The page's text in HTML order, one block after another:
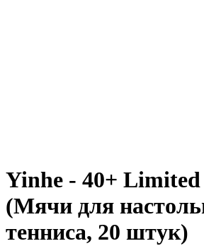
Yinhe - 40+
(Мячи для
тенниса, 20 штук)